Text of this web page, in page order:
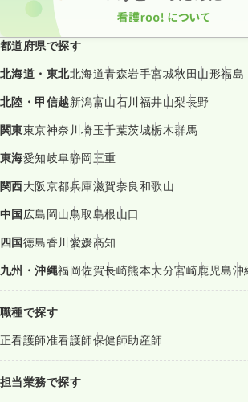
都道府県で探す
北海道・東北北海道青森岩手宮城秋田山形福島
北陸・甲信越新潟富山石川福井山梨長野
関東東京神奈川埼玉千葉茨城栃木群馬
東海愛知岐阜静岡三重
関西大阪京都兵庫滋賀奈良和歌山
中国広島岡山鳥取島根山口
四国徳島香川愛媛高知
九州・沖縄福岡佐賀長崎熊本大分宮崎鹿児島沖
職種で探す
正看護師准看護師保健師助産師
担当業務で探す